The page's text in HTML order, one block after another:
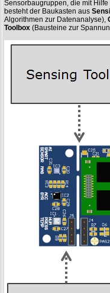
Sensorbaugruppen, die mit
besteht der Baukasten aus
Algorithmen zur Datenanalyse),
Toolbox (Bausteine zur